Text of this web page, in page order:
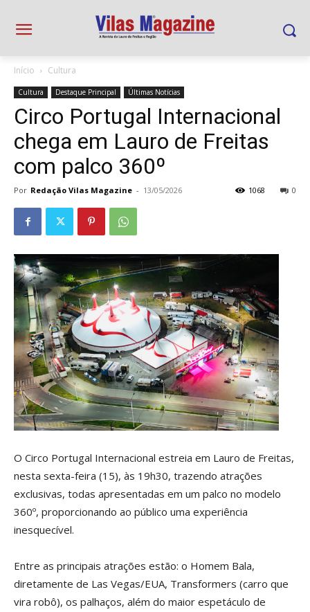
Início Cultura
Cultura Destaque Principal Últimas Notícias
Circo Portugal Internacional
chega em Lauro de Freitas
com palco 360º
Por Redação Vilas Magazine - 13/05/2026 0
1068
O Circo Portugal Internacional estreia em Lauro de Freitas,
nesta sexta-feira (15), às 19h30, trazendo atrações
exclusivas, todas apresentadas em um palco no modelo
360º, proporcionando ao público uma experiência
inesquecível.
Entre as principais atrações estão: o Homem Bala,
diretamente de Las Vegas/EUA, Transformers (carro que
vira robô), os palhaços, além do maior espetáculo de